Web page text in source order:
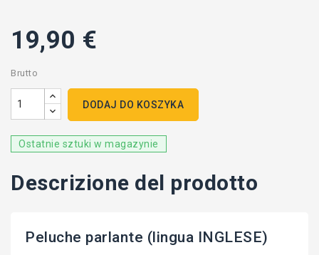
19,90 €
Brutto
DODAJ DO KOSZYKA
Ostatnie sztuki w magazynie
Descrizione del prodotto
Peluche parlante (lingua INGLESE)